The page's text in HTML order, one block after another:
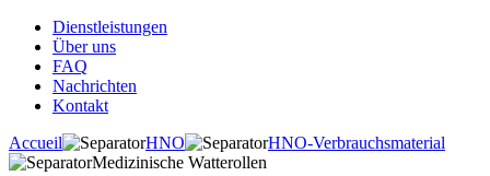
Dienstleistungen
Über uns
FAQ
Nachrichten
Kontakt
Accueil
HNO
HNO-Verbrauchsmaterial
Medizinische Watterollen